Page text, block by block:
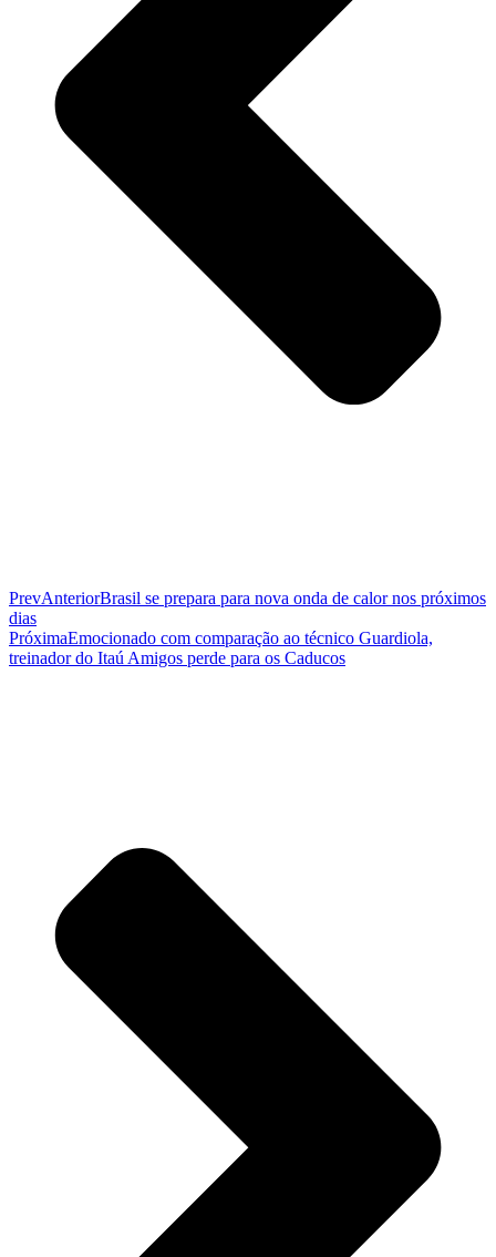
PrevAnteriorBrasil se prepara para nova onda de calor nos próximos
dias
PróximaEmocionado com comparação ao técnico Guardiola,
treinador do Itaú Amigos perde para os Caducos